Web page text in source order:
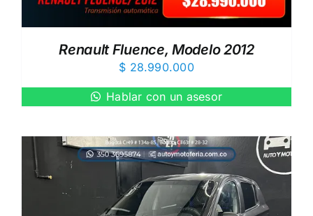
Renault Fluence, Modelo 2012
$ 28.990.000
Hablar con un asesor